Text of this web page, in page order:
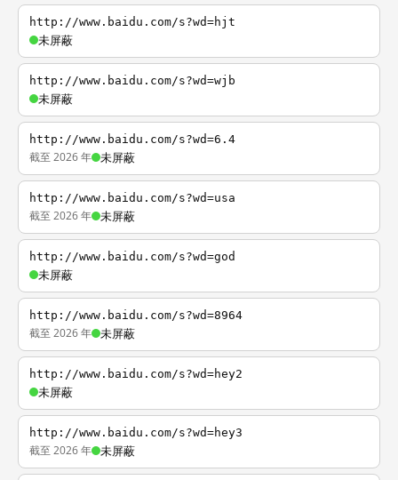
http://www.baidu.com/s?wd=hjt
未屏蔽
http://www.baidu.com/s?wd=wjb
未屏蔽
http://www.baidu.com/s?wd=6.4
截至 2026 年 未屏蔽
http://www.baidu.com/s?wd=usa
截至 2026 年 未屏蔽
http://www.baidu.com/s?wd=god
未屏蔽
http://www.baidu.com/s?wd=8964
截至 2026 年 未屏蔽
http://www.baidu.com/s?wd=hey2
未屏蔽
http://www.baidu.com/s?wd=hey3
截至 2026 年 未屏蔽